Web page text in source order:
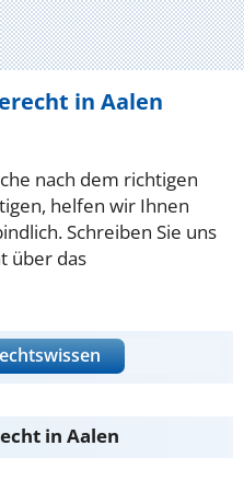
in Aalen
nach dem richtigen
helfen wir Ihnen
Schreiben Sie uns
über das
in Aalen